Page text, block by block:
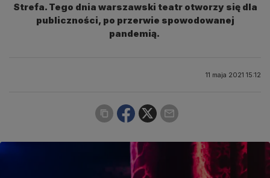
Strefa. Tego dnia warszawski teatr otworzy się dla
publiczności, po przerwie spowodowanej
pandemią.
11 maja 2021 15:12